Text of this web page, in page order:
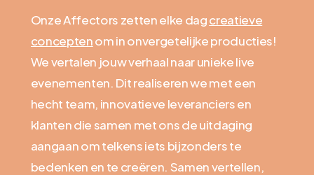
Onze Affectors zetten elke dagcreatieve
conceptenom in onvergetelijke producties!
We vertalen jouw verhaal naar unieke live
evenementen. Dit realiseren we met een
hecht team, innovatieve leveranciers en
klanten die samen met ons de uitdaging
aangaan om telkens iets bijzonders te
bedenken en te creëren. Samen vertellen,